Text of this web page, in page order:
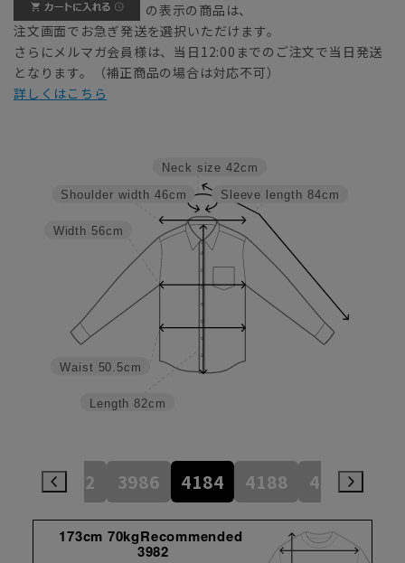
の表示の商品は、
注文画面でお急ぎ発送を選択いただけます。
さらにメルマガ会員様は、当日12:00までのご注文で当日発送
となります。（補正商品の場合は対応不可）
詳しくはこちら
Sleeve length 84cm
Neck size 42cm
Length 82cm
Waist 50.5cm
Width 56cm
Shoulder width 46cm
3982 3986 4184 4188 4386
173cm 70kgRecommended
3982